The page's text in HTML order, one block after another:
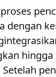
dengan